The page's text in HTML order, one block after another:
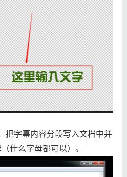
把字幕内容分段写入文档中并
什么字母都可以）。